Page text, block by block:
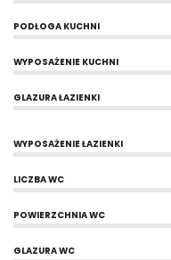
PODŁOGA KUCHNI
WYPOSAŻENIE KUCHNI
GLAZURA ŁAZIENKI
WYPOSAŻENIE ŁAZIENKI
LICZBA WC
POWIERZCHNIA WC
GLAZURA WC